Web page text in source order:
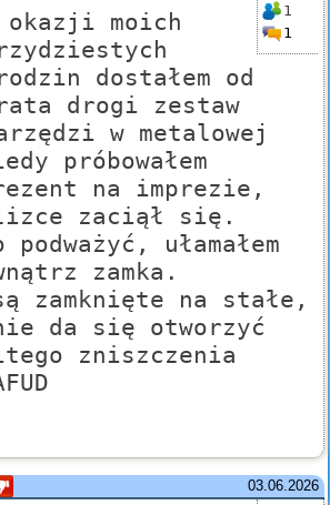
1
1
okazji moich
dostałem od
drogi zestaw
w metalowej
próbowałem
na imprezie,
zaciął się.
ułamałem
zamka.
zamknięte na stałe,
da się otworzyć
zniszczenia
03.06.2026